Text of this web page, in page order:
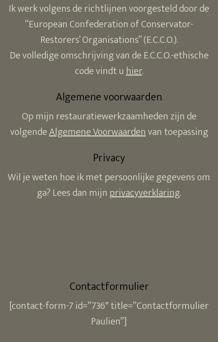
Ik werk volgens de richtlijnen voorgesteld door de
“European Confederation of Conservator-
Restorers’ Organisations” (E.C.C.O.).
De volledige omschrijving van de E.C.C.O.-ethische
code vindt uhier.
Algemene voorwaarden
Op mijn restauratiewerkzaamheden zijn de
volgendeAlgemene Voorwaardenvan toepassing
Privacy
Wil je weten hoe ik met persoonlijke gegevens om
ga? Lees dan mijn privacyverklaring.
Contactformulier
[contact-form-7 id=”736″ title=”Contactformulier
Paulien”]